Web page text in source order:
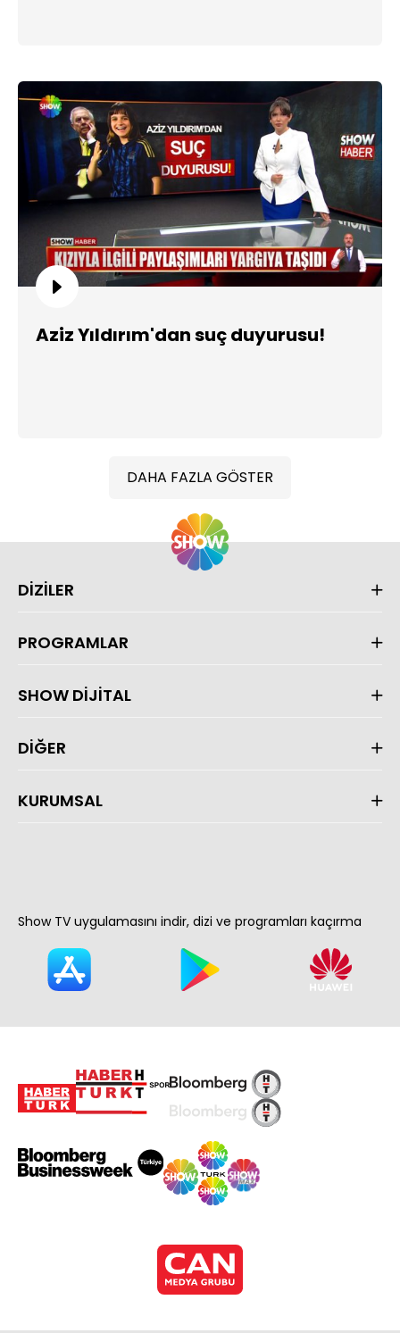
Aziz Yıldırım'dan suç duyurusu!
DAHA FAZLA GÖSTER
DİZİLER
PROGRAMLAR
SHOW DİJİTAL
DİĞER
KURUMSAL
Show TV uygulamasını indir, dizi ve programları kaçırma